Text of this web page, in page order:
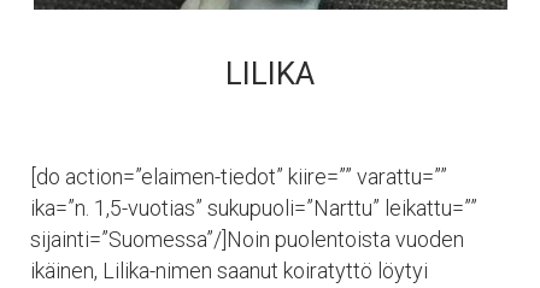
LILIKA
[do action=”elaimen-tiedot” kiire=”” varattu=””
ika=”n. 1,5-vuotias” sukupuoli=”Narttu” leikattu=””
sijainti=”Suomessa”/]Noin puolentoista vuoden
ikäinen, Lilika-nimen saanut koiratyttö löytyi